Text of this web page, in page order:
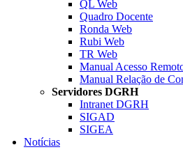
QL Web
Quadro Docente
Ronda Web
Rubi Web
TR Web
Manual Acesso
Manual Relação de
Servidores DGRH
Intranet DGRH
SIGAD
SIGEA
Notícias